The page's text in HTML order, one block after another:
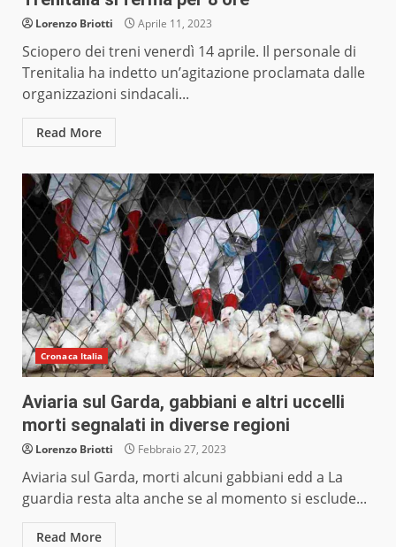
Lorenzo Briotti Aprile 11, 2023
Sciopero dei treni venerdì 14 aprile. Il personale di
Trenitalia ha indetto un’agitazione proclamata dalle
organizzazioni sindacali...
Read More
Cronaca Italia
Aviaria sul Garda, gabbiani e altri uccelli
morti segnalati in diverse regioni
Lorenzo Briotti Febbraio 27, 2023
Aviaria sul Garda, morti alcuni gabbiani edd a La
guardia resta alta anche se al momento si esclude...
Read More